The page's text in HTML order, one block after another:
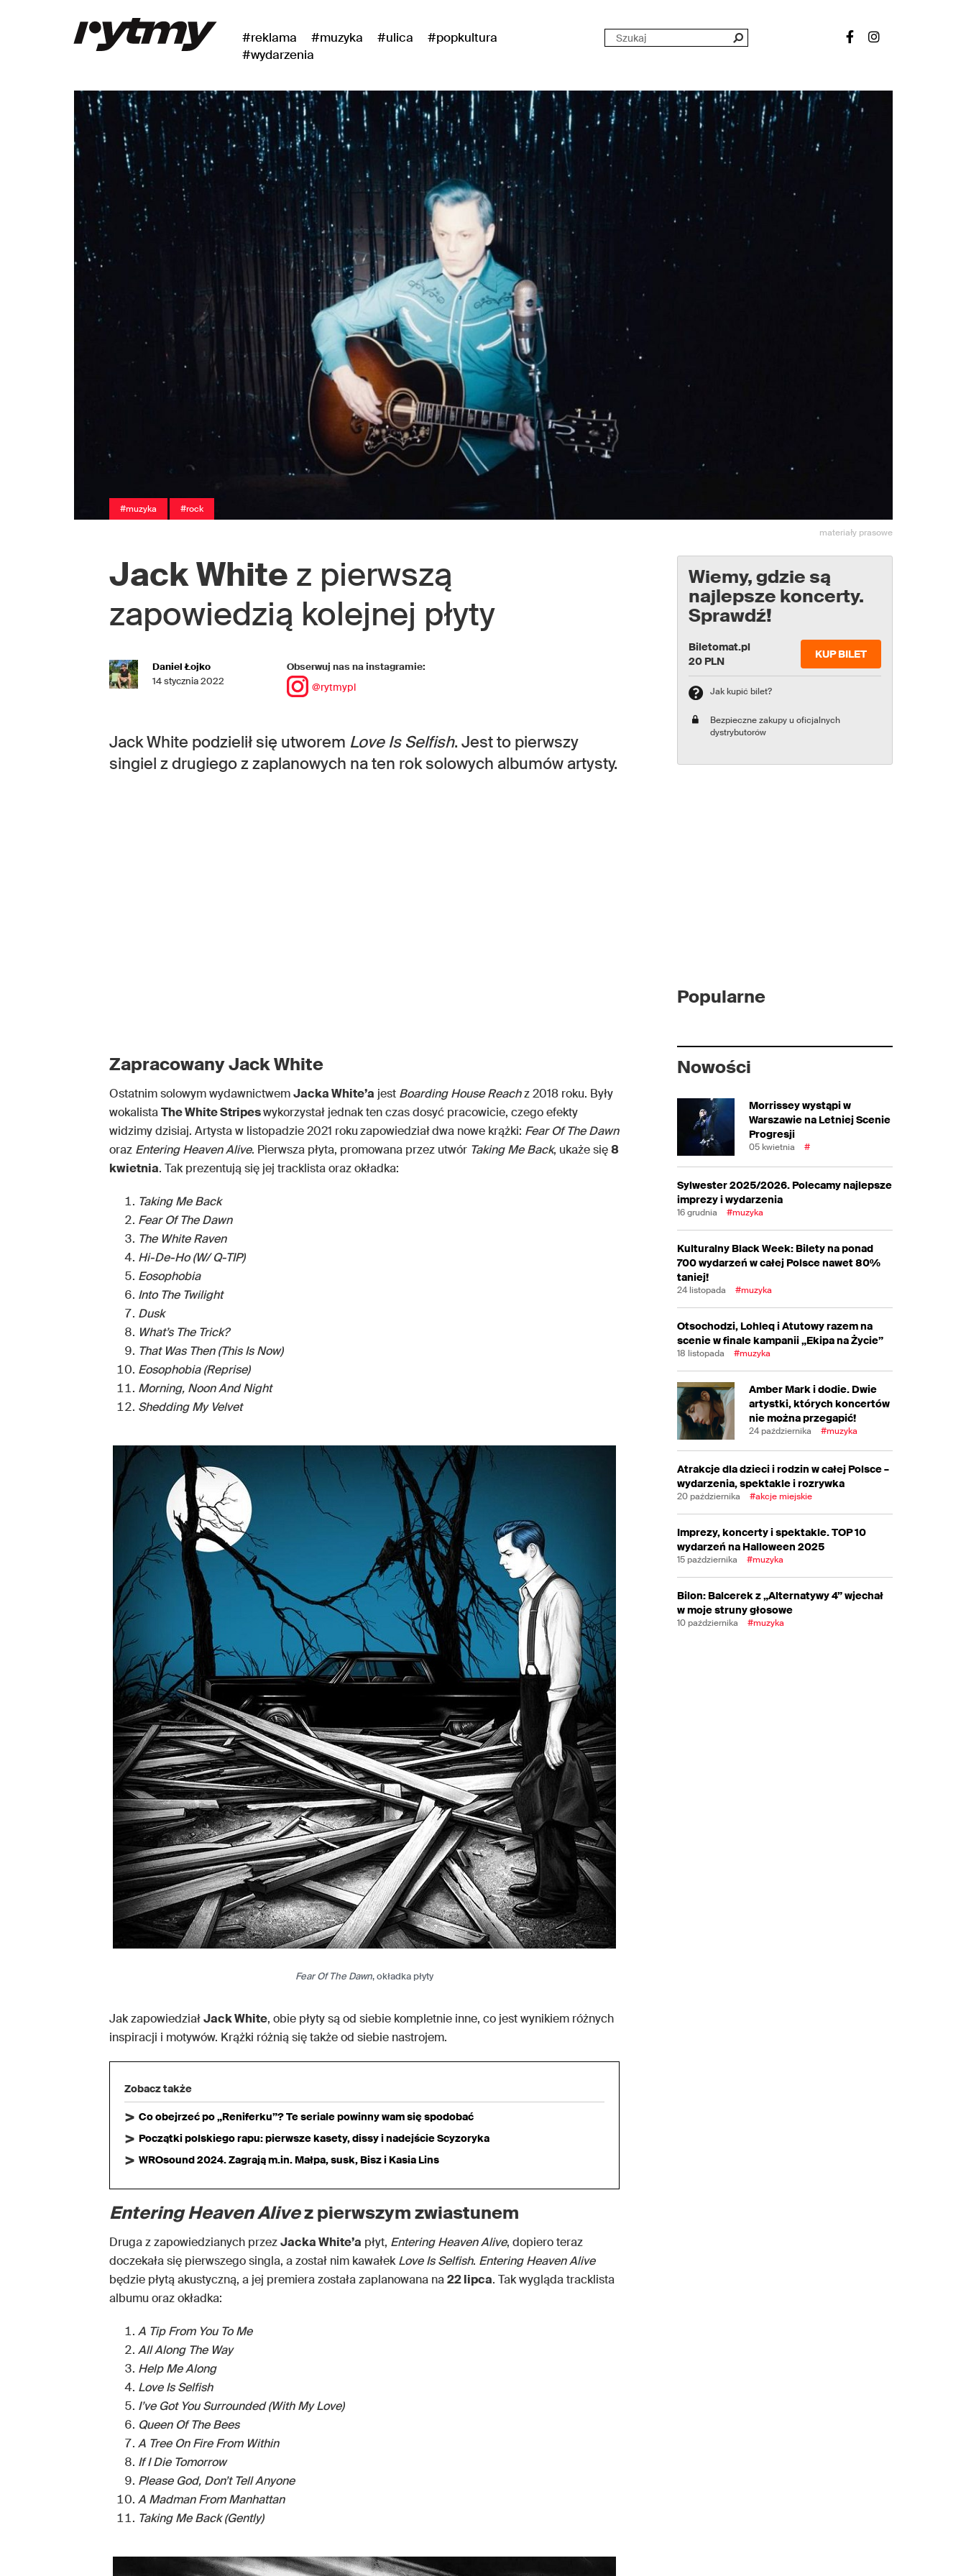
#reklama #muzyka #ulica
#popkultura
#wydarzenia
#muzyka #rock
materiały prasowe
Jack White z pierwszą
zapowiedzią kolejnej płyty
Daniel Łojko
14 stycznia 2022
Obserwuj nas na instagramie:
@rytmypl
Jack White podzielił się utworem Love Is Selfish. Jest to pierwszy
singiel z drugiego z zaplanowych na ten rok solowych albumów artysty.
Zapracowany Jack White
Ostatnim solowym wydawnictwemJacka White’a jest Boarding House Reachz 2018 roku. Były
wokalistaThe White Stripeswykorzystał jednak ten czas dosyć pracowicie, czego efekty
widzimy dzisiaj. Artysta w listopadzie 2021 rokuzapowiedziałdwa nowe krążki: Fear Of The Dawn
oraz Entering Heaven Alive. Pierwsza płyta, promowana przez utwór Taking Me Back, ukaże się8
kwietnia. Tak prezentują się jej tracklista oraz okładka:
Taking Me Back
Fear Of The Dawn
The White Raven
Hi-De-Ho (W/ Q-TIP)
Eosophobia
Into The Twilight
Dusk
What’s The Trick?
That Was Then (This Is Now)
Eosophobia (Reprise)
Morning, Noon And Night
Shedding My Velvet
Fear Of The Dawn, okładka płyty
Jak zapowiedziałJack White, obie płyty są od siebie kompletnie inne, co jest wynikiem różnych
inspiracji i motywów. Krążki różnią się także od siebie nastrojem.
Zobacz także
Co obejrzeć po „Reniferku”? Te seriale powinny wam się spodobać
Początki polskiego rapu: pierwsze kasety, dissy i nadejście Scyzoryka
WROsound 2024. Zagrają m.in. Małpa, susk, Bisz i Kasia Lins
Entering Heaven Alivez pierwszym zwiastunem
Druga z zapowiedzianych przezJacka White’a płyt, Entering Heaven Alive, dopiero teraz
doczekała się pierwszego singla, a został nim kawałekLove Is Selfish. Entering Heaven Alive
będzie płytą akustyczną, a jej premiera została zaplanowana na22 lipca. Tak wygląda tracklista
albumu oraz okładka:
A Tip From You To Me
All Along The Way
Help Me Along
Love Is Selfish
I’ve Got You Surrounded (With My Love)
Queen Of The Bees
A Tree On Fire From Within
If I Die Tomorrow
Please God, Don’t Tell Anyone
A Madman From Manhattan
Taking Me Back (Gently)
Wiemy, gdzie są
najlepsze koncerty.
Sprawdź!
Biletomat.pl
20 PLN
KUP BILET
Jak kupić bilet?
Bezpieczne zakupy u oficjalnych
dystrybutorów
Popularne
Nowości
Morrissey wystąpi w
Warszawie na Letniej Scenie
Progresji
05 kwietnia #
Sylwester 2025/2026. Polecamy najlepsze
imprezy i wydarzenia
16 grudnia #muzyka
Kulturalny Black Week: Bilety na ponad
700 wydarzeń w całej Polsce nawet 80%
taniej!
24 listopada #muzyka
Otsochodzi, Lohleq i Atutowy razem na
scenie w finale kampanii „Ekipa na Życie”
18 listopada #muzyka
Amber Mark i dodie. Dwie
artystki, których koncertów
nie można przegapić!
24 października #muzyka
Atrakcje dla dzieci i rodzin w całej Polsce –
wydarzenia, spektakle i rozrywka
20 października #akcje miejskie
Imprezy, koncerty i spektakle. TOP 10
wydarzeń na Halloween 2025
15 października #muzyka
Bilon: Balcerek z „Alternatywy 4” wjechał
w moje struny głosowe
10 października #muzyka